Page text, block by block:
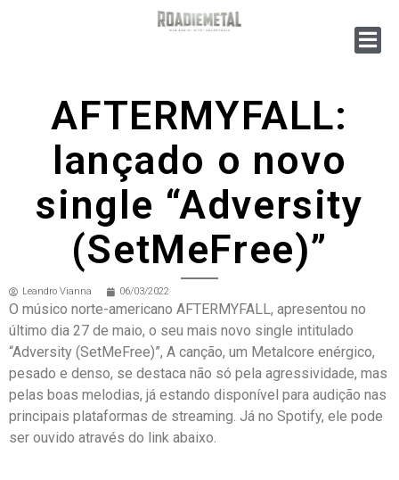
AFTERMYFALL:
lançado o novo
single “Adversity
(SetMeFree)”
Leandro Vianna 06/03/2022
O músico norte-americano AFTERMYFALL, apresentou no
último dia 27 de maio, o seu mais novo single intitulado
“Adversity (SetMeFree)”, A canção, um Metalcore enérgico,
pesado e denso, se destaca não só pela agressividade, mas
pelas boas melodias, já estando disponível para audição nas
principais plataformas de streaming. Já no Spotify, ele pode
ser ouvido através do link abaixo.